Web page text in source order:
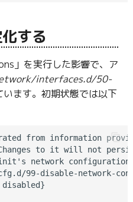
する
」を実行した影響で、ア
interfaces.d/50-
ます。初期状態では以下
from information
to it will not
init's network
99-disable-network-